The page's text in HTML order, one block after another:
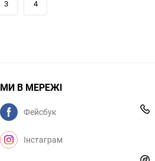
3 4
МИ В МЕРЕЖІ
Фейсбук
Інстаграм